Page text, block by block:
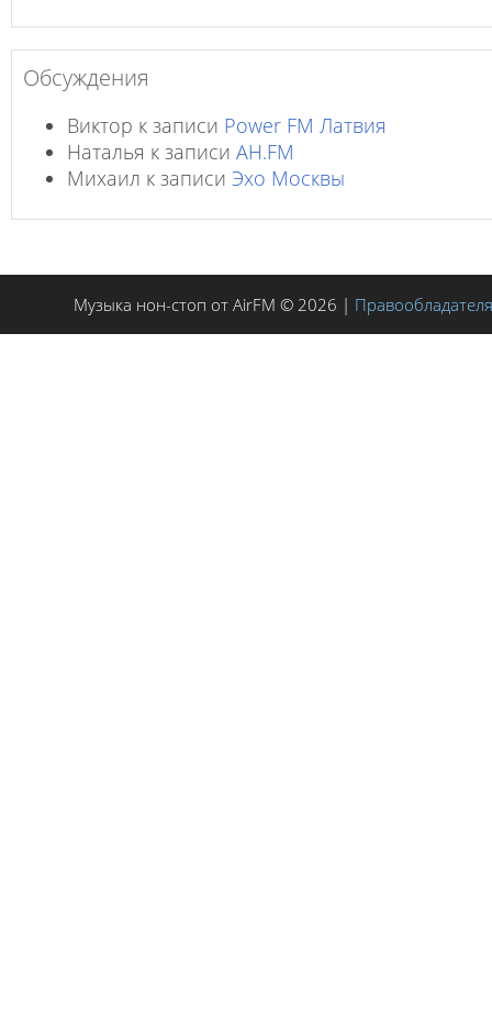
Обсуждения
Виктор к записи Power FM Латвия
Наталья к записи AH.FM
Михаил к записи Эхо Москвы
Музыка нон-стоп от AirFM © 2026 |